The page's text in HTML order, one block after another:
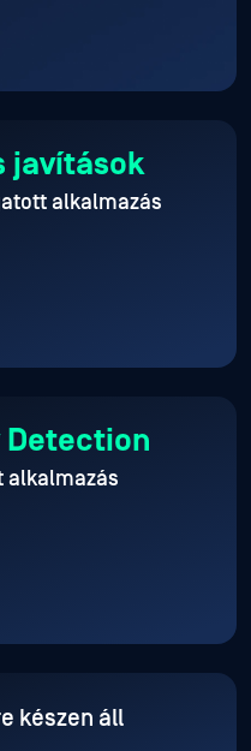
javítások
alkalmazás
alkalmazás
készen áll